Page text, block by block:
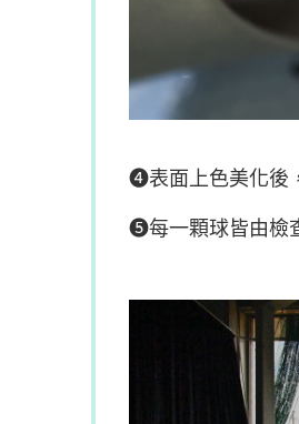
➍表面上色美化後
➎每一顆球皆由檢